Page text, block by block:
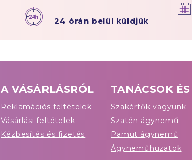
24 órán belül küldjük
A VÁSÁRLÁSRÓL
Reklamációs feltételek
Vásárlási feltételek
Kézbesítés és fizetés
TANÁCSOK
Szakértők vagyunk
Szatén ágynemű
Pamut ágynemű
Ágyneműhuzatok